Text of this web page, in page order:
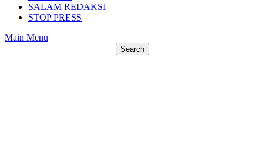
SALAM REDAKSI
STOP PRESS
Main Menu